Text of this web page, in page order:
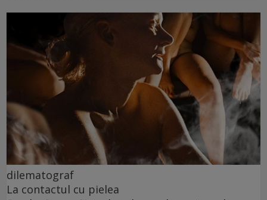
dilematograf
La contactul cu pielea